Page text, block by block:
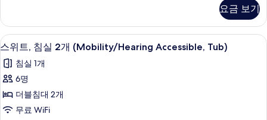
Shwr)
사
진
모
두
보
기
Roll-
In
Shwr)
자
세
히
기
진
모
두
보
기
실
개
(Hearing
Accessible)
자
히
보
요금 보기
스
위
트,
침
실
샤워기/욕조 결합, 무료 세면용품, 헤
7
스위트, 침실 2개 (Mobility/Hearing Accessible, Tub)
침실 1개
6명
더블침대 2개
무료 WiFi